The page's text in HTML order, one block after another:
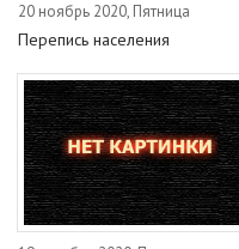
20 ноябрь 2020, Пятница
Перепись населения